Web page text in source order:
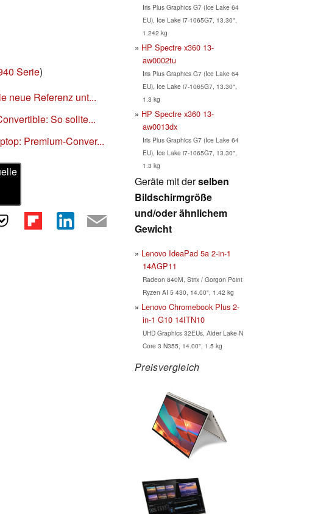
Serie)
neue Referenz unt...
So sollte...
Premium-Conver...
Iris Plus Graphics G7 (Ice Lake 64
EU), Ice Lake i7-1065G7, 13.30",
1.242 kg
HP Spectre x360 13-
aw0002tu
Iris Plus Graphics G7 (Ice Lake 64
EU), Ice Lake i7-1065G7, 13.30",
1.3 kg
HP Spectre x360 13-
aw0013dx
Iris Plus Graphics G7 (Ice Lake 64
EU), Ice Lake i7-1065G7, 13.30",
1.3 kg
Geräte mit derselben
Bildschirmgröße
und/oder ähnlichem
Gewicht
Lenovo IdeaPad 5a 2-in-1
14AGP11
Radeon 840M, Strix / Gorgon Point
Ryzen AI 5 430, 14.00", 1.42 kg
Lenovo Chromebook Plus 2-
in-1 G10 14ITN10
UHD Graphics 32EUs, Alder Lake-N
Core 3 N355, 14.00", 1.5 kg
Preisvergleich